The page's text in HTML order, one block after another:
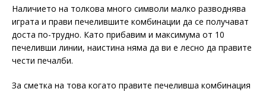
Наличието на толкова много символи малко разводнява
играта и прави печелившите комбинации да се получават
доста по-трудно. Като прибавим и максимума от 10
печеливши линии, наистина няма да ви е лесно да правите
чести печалби.
За сметка на това когато правите печеливша комбинация